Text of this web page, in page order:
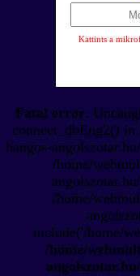
Kattints a
Fatal error:
connect_dbEng2()
hangos-
/home/
/home/
include('/home/
/home/